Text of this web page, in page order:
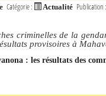
Catégorie : Actualité
criminelles de la
provisoires à
: les résultats des